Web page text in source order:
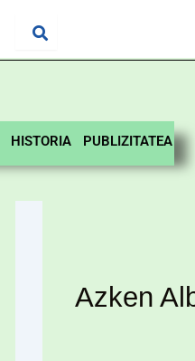
HISTORIA PUBLIZITATEA
Azken